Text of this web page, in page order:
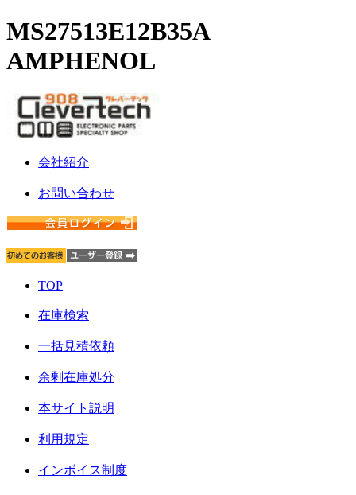
MS27513E12B35A
AMPHENOL
会社紹介
お問い合わせ
TOP
在庫検索
一括見積依頼
余剰在庫処分
本サイト説明
利用規定
インボイス制度